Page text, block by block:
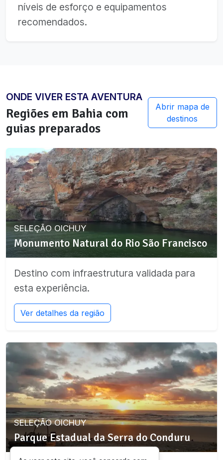
níveis de esforço e equipamentos
recomendados.
ONDE VIVER ESTA AVENTURA
Regiões em Bahia com
guias preparados
Abrir mapa de
destinos
SELEÇÃO OICHUY
Monumento Natural do Rio São Francisco
Destino com infraestrutura validada para
esta experiência.
Ver detalhes da região
SELEÇÃO OICHUY
Parque Estadual da Serra do Conduru